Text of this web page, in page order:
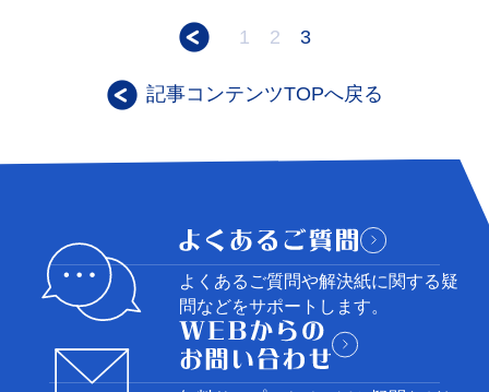
1 2 3
記事コンテンツTOPへ戻る
よくあるご質問や解決紙に関する疑
問などをサポートします。